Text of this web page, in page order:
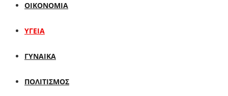
ΟΙΚΟΝΟΜΙΑ
ΥΓΕΙΑ
ΓΥΝΑΙΚΑ
ΠΟΛΙΤΙΣΜΟΣ